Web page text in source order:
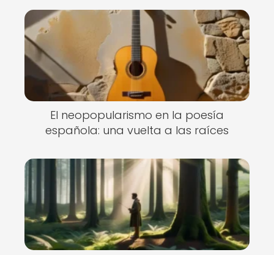
El neopopularismo en la poesía
española: una vuelta a las raíces